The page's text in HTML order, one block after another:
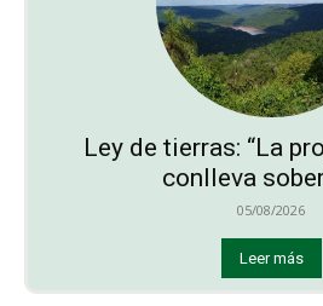
Ley de tierras: “La
conlleva
05/08/2026
Leer más